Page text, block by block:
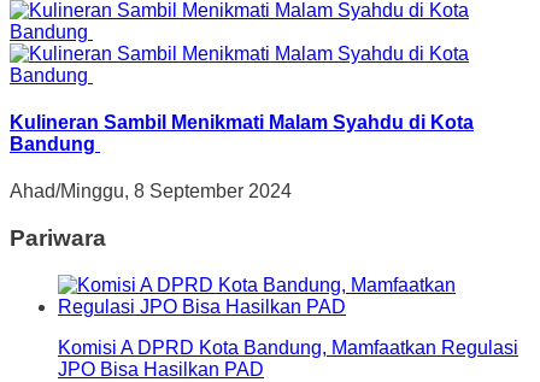
Kulineran Sambil Menikmati Malam Syahdu di Kota
Bandung
Ahad/Minggu, 8 September 2024
Pariwara
Komisi A DPRD Kota Bandung, Mamfaatkan Regulasi
JPO Bisa Hasilkan PAD